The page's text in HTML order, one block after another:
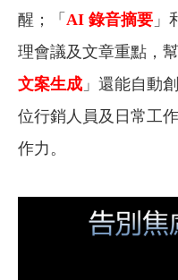
醒；「 AI 錄音摘要 」
理會議及文章重點，
文案生成 」還能自動
位行銷人員及日常工
作力。